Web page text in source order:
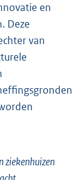
en
Deze
van
ziekenhuizen